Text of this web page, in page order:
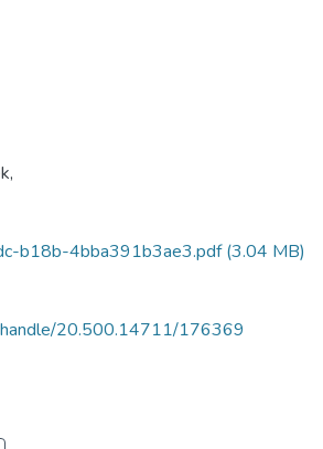
b18b-4bba391b3ae3.pdf(3.04 MB)
20.500.14711/176369